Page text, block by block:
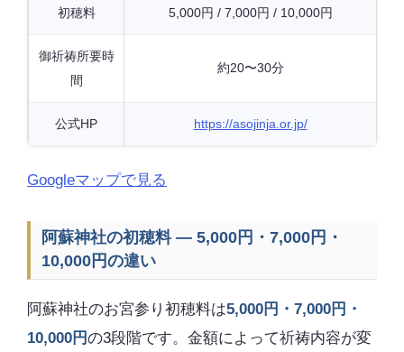
初穂料 5,000円 / 7,000円 / 10,000円
御祈祷所要時
間
約20〜30分
公式HP https://asojinja.or.jp/
Googleマップで見る
阿蘇神社の初穂料 — 5,000円・7,000円・
10,000円の違い
阿蘇神社のお宮参り初穂料は5,000円・7,000円・
10,000円の3段階です。金額によって祈祷内容が変